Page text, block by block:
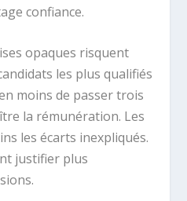
confiance.
opaques risquent
les plus qualifiés
moins de passer trois
la rémunération. Les
les écarts inexpliqués.
justifier plus